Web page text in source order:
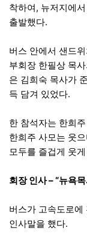
착하여, 뉴저지에
출발했다.
버스 안에서 샌드
부회장 한필상 목
은 김희숙 목사가
득 담겨 있었다.
한 참석자는 한희
한희주 사모는 웃
모두를 즐겁게 웃
회장 인사 – “뉴욕
버스가 고속도로
인사말을 했다.